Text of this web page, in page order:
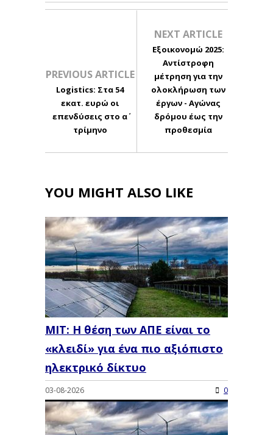
PREVIOUS ARTICLE
Logistics: Στα 54
εκατ. ευρώ οι
επενδύσεις στο α΄
τρίμηνο
NEXT ARTICLE
Εξοικονομώ 2025:
Αντίστροφη
μέτρηση για την
ολοκλήρωση των
έργων - Αγώνας
δρόμου έως την
προθεσμία
YOU MIGHT ALSO LIKE
MIT: Η θέση των ΑΠΕ είναι το
«κλειδί» για ένα πιο αξιόπιστο
ηλεκτρικό δίκτυο
03-08-2026 0